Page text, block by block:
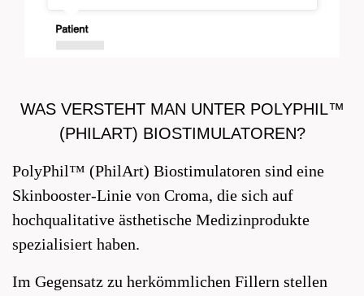
WAS VERSTEHT MAN UNTER POLYPHIL™
(PHILART) BIOSTIMULATOREN?
PolyPhil™ (PhilArt) Biostimulatoren sind eine
Skinbooster-Linie von Croma, die sich auf
hochqualitative ästhetische Medizinprodukte
spezialisiert haben.
Im Gegensatz zu herkömmlichen Fillern stellen